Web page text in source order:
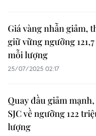
Giá vàng nhẫn giảm,
giữ vững ngưỡng
mỗi lượng
25/07/2025 02:17
Quay đầu giảm
SJC về ngưỡng 122
lượng